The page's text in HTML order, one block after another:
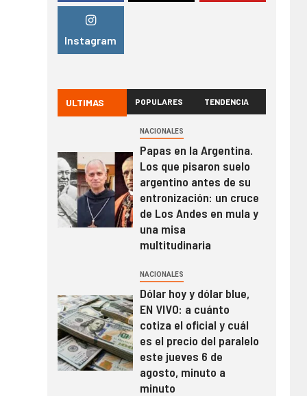
Instagram
ULTIMAS POPULARES TENDENCIA
NACIONALES
Papas en la Argentina.
Los que pisaron suelo
argentino antes de su
entronización: un cruce
de Los Andes en mula y
una misa
multitudinaria
NACIONALES
Dólar hoy y dólar blue,
EN VIVO: a cuánto
cotiza el oficial y cuál
es el precio del paralelo
este jueves 6 de
agosto, minuto a
minuto